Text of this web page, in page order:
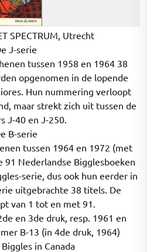
SPECTRUM, Utrecht
J-serie
tussen 1958 en 1964 38
opgenomen in de lopende
Hun nummering verloopt
maar strekt zich uit tussen de
J-40 en J-250.
B-serie
tussen 1964 en 1972 (met
Nederlandse Bigglesboeken
serie, dus ook hun eerder in
uitgebrachte 38 titels. De
van 1 tot en met 91.
en 3de druk, resp. 1961 en
B-13 (in 4de druk, 1964)
in Canada